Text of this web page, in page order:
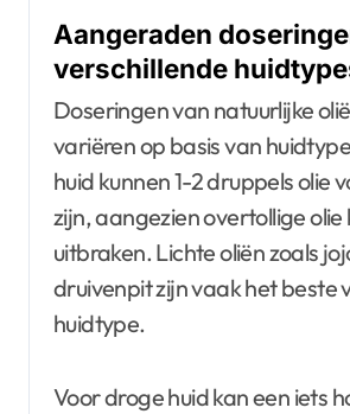
Aangeraden
verschillende
Doseringen van natuurlijke
variëren op basis van
huid kunnen 1-2 druppels olie
zijn, aangezien overtollige
uitbraken. Lichte oliën zoals
druivenpit zijn vaak het beste
huidtype.
Voor droge huid kan een iets